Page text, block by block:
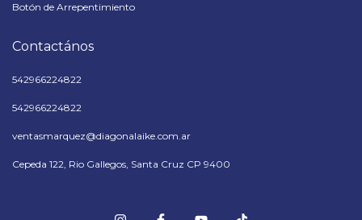
Botón de Arrepentimiento
Contactános
542966224822
542966224822
ventasmarquez@diagonalaike.com.ar
Cepeda 122, Rio Gallegos, Santa Cruz CP 9400